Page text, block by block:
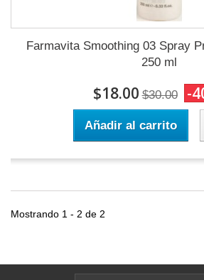
Farmavita Smoothing 03 Spray
250 ml
$18.00 $30.00 -
Añadir al carrito
Mostrando 1 - 2 de 2